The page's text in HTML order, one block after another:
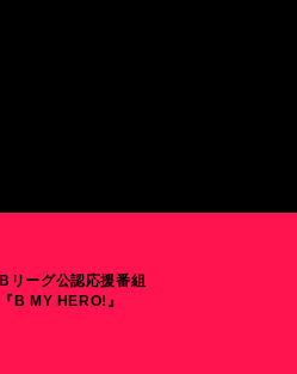
Bリーグ公認応援番組
『B MY HERO!』